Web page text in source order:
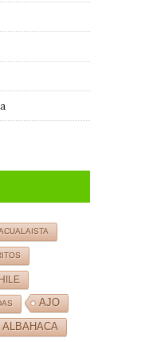
AJO
ALBAHACA